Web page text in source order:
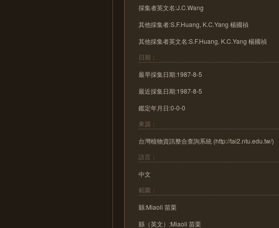
採集者英文名:J.C.Wang
其他採集者:S.F.Huang, K.C.Yang 楊國禎
其他採集者英文名:S.F.Huang, K.C.Yang 楊國禎
日期：
最早採集日期:1987-8-5
最近採集日期:1987-8-5
鑑定年月日:0-0-0
來源：
台灣植物資訊整合查詢系統 (http://tai2.ntu.edu.tw/)
語言：
中文
範圍：
縣:Miaoli 苗栗
縣（英文）:Miaoli 苗栗